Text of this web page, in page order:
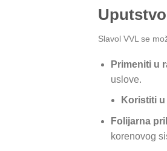
Slavol VVL se
Primeniti u
uslove.
Koristiti
Folijarna
korenovog